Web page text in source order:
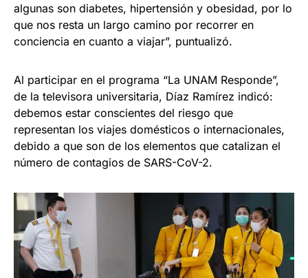
algunas son diabetes, hipertensión y obesidad, por lo
que nos resta un largo camino por recorrer en
conciencia en cuanto a viajar”, puntualizó.
Al participar en el programa “La UNAM Responde”,
de la televisora universitaria, Díaz Ramírez indicó:
debemos estar conscientes del riesgo que
representan los viajes domésticos o internacionales,
debido a que son de los elementos que catalizan el
número de contagios de SARS-CoV-2.